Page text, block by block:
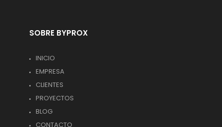
SOBRE BYPROX
INICIO
EMPRESA
CLIENTES
PROYECTOS
BLOG
CONTACTO